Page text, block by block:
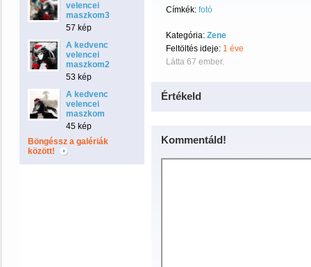
velencei
maszkom3
57 kép
A kedvenc
velencei
maszkom2
53 kép
A kedvenc
velencei
maszkom
45 kép
Böngéssz a galériák
között!
Címkék: fotó
Kategória: Zene
Feltöltés ideje: 1 éve
Látta 67 ember.
Értékeld
Kommentáld!